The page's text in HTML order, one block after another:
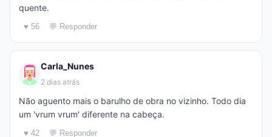
quente.
♥ 56 💬 Responder
Carla_Nunes
2 dias atrás
Não aguento mais o barulho de obra no vizinho. Todo dia
um 'vrum vrum' diferente na cabeça.
♥ 42 💬 Responder